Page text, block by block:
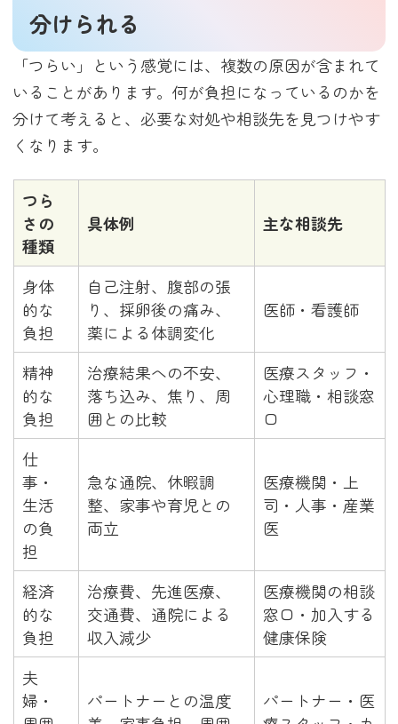
分けられる
「つらい」という感覚には、複数の原因が含まれて
いることがあります。何が負担になっているのかを
分けて考えると、必要な対処や相談先を見つけやす
くなります。
つら
さの
種類
具体例 主な相談先
身体
的な
負担
自己注射、腹部の張
り、採卵後の痛み、
薬による体調変化
医師・看護師
精神
的な
負担
治療結果への不安、
落ち込み、焦り、周
囲との比較
医療スタッフ・
心理職・相談窓
口
仕
事・
生活
の負
担
急な通院、休暇調
整、家事や育児との
両立
医療機関・上
司・人事・産業
医
経済
的な
負担
治療費、先進医療、
交通費、通院による
収入減少
医療機関の相談
窓口・加入する
健康保険
夫
婦・
パートナーとの温度
パートナー・医